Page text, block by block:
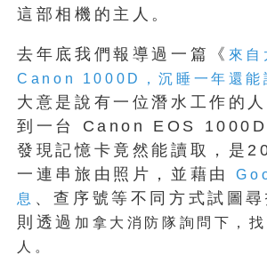
這部相機的主人。
去年底我們報導過一篇《 來自
Canon 1000D，沉睡一年還能
大意是說有一位潛水工作的
到一台 Canon EOS 1000D
發現記憶卡竟然能讀取，是
一連串旅由照片，並藉由
息 、查序號等不同方式試圖
則透過 加拿大消防隊詢問下，
人。